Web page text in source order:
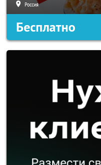
Россия
Бесплатно